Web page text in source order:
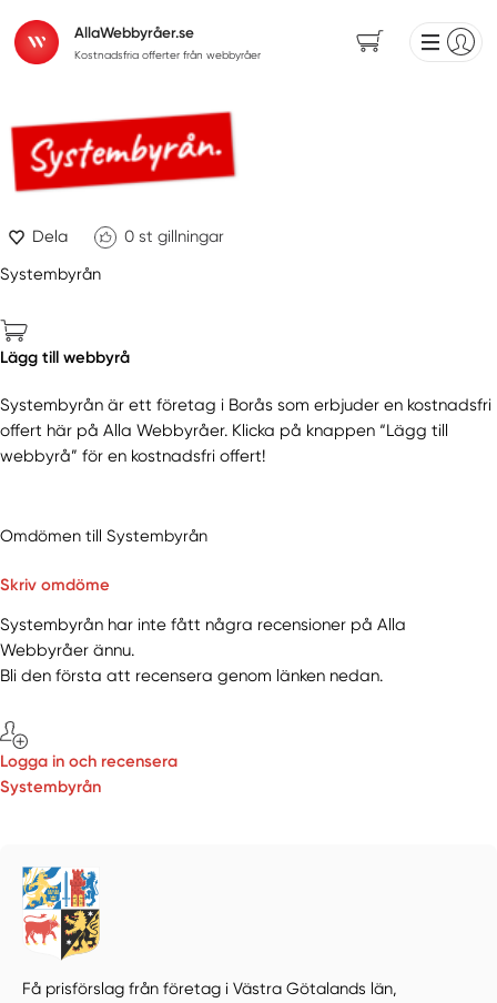
AllaWebbyråer.se
Kostnadsfria offerter från webbyråer
Dela 0 st gillningar
Systembyrån
Lägg till webbyrå
Systembyrån är ett företag i Borås som erbjuder en kostnadsfri
offert här på Alla Webbyråer. Klicka på knappen “Lägg till
webbyrå” för en kostnadsfri offert!
Omdömen till Systembyrån
Skriv omdöme
Systembyrån har inte fått några recensioner på Alla
Webbyråer ännu.
Bli den första att recensera genom länken nedan.
Logga in och recensera
Systembyrån
Få prisförslag från företag i Västra Götalands län,